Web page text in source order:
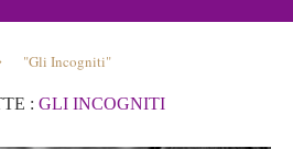
"Gli Incogniti"
: GLI INCOGNITI